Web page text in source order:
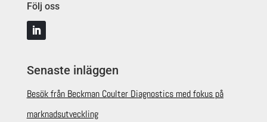
Följ oss
Senaste inläggen
Besök från Beckman Coulter Diagnostics med fokus på
marknadsutveckling